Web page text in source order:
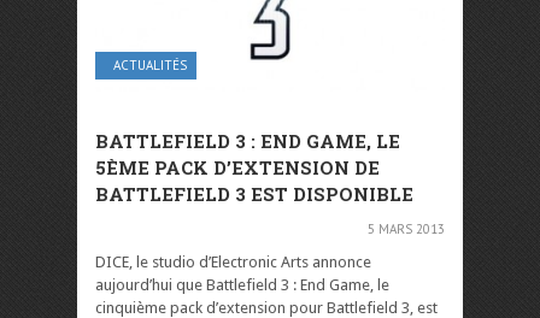
ACTUALITÉS
BATTLEFIELD 3 : END GAME, LE
5ÈME PACK D’EXTENSION DE
BATTLEFIELD 3 EST DISPONIBLE
5 MARS 2013
DICE, le studio d’Electronic Arts annonce
aujourd’hui que Battlefield 3 : End Game, le
cinquième pack d’extension pour Battlefield 3, est